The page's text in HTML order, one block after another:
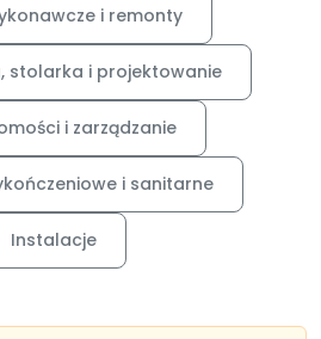
i remonty
stolarka i projektowanie
i zarządzanie
i sanitarne
Instalacje